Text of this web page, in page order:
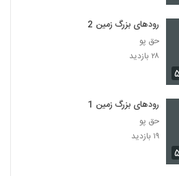
رودهای بزرگ زمین 2
حق پو
۲۸ بازدید
رودهای بزرگ زمین 1
حق پو
۱۹ بازدید